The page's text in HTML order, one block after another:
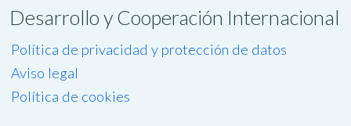
Desarrollo y Cooperación Internacional
Política de privacidad y protección de datos
Aviso legal
Política de cookies